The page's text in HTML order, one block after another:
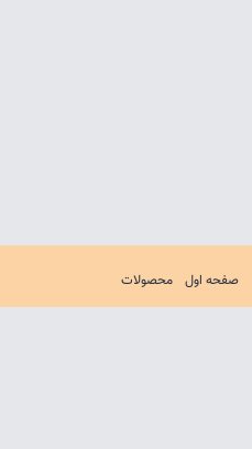
صفحه اول محصولات